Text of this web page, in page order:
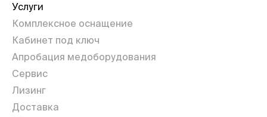
Услуги
Комплексное оснащение
Кабинет под ключ
Апробация медоборудования
Сервис
Лизинг
Доставка